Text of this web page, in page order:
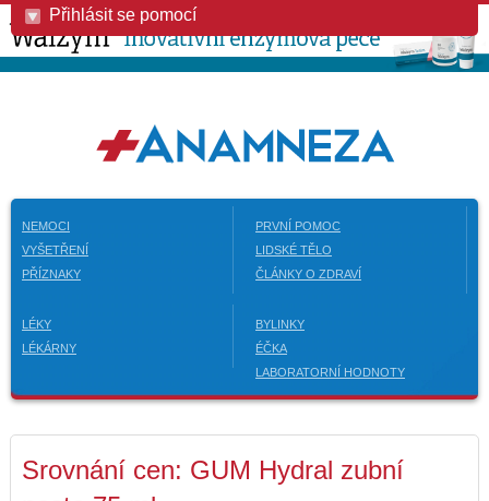
Přihlásit se pomocí
NEMOCI
VYŠETŘENÍ
PŘÍZNAKY
PRVNÍ POMOC
LIDSKÉ TĚLO
ČLÁNKY O ZDRAVÍ
LÉKY
LÉKÁRNY
BYLINKY
ÉČKA
LABORATORNÍ HODNOTY
Srovnání cen: GUM Hydral zubní